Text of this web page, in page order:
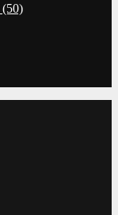
(50)